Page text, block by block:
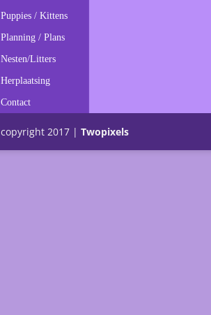
Puppies / Kittens
Planning / Plans
Nesten/Litters
Herplaatsing
Contact
copyright 2017 | Twopixels